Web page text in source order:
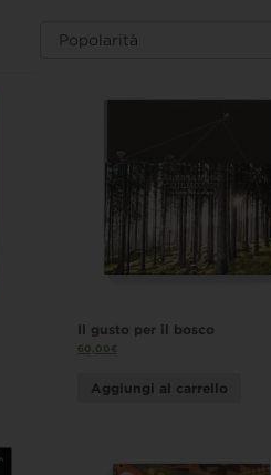
Il gusto per il bosco
60,00€
Aggiungi al carrello